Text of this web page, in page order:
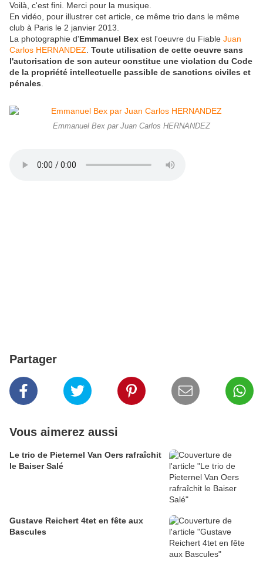
Voilà, c'est fini. Merci pour la musique.
En vidéo, pour illustrer cet article, ce même trio dans le même
club à Paris le 2 janvier 2013.
La photographie d'Emmanuel Bex est l'oeuvre du Fiable Juan
Carlos HERNANDEZ Toute utilisation de cette oeuvre sans
l'autorisation de son auteur constitue une violation du Code
de la propriété intellectuelle passible de sanctions civiles et
pénales
Emmanuel Bex par Juan Carlos HERNANDEZ
Partager
Vous aimerez aussi
Le trio de Pieternel Van Oers rafraîchit
le Baiser Salé
Gustave Reichert 4tet en fête aux
Bascules